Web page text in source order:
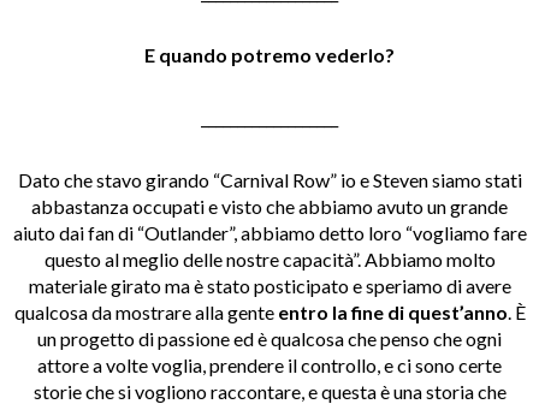
E quando potremo vederlo?
Dato che stavo girando “Carnival Row” io e Steven siamo stati
abbastanza occupati e visto che abbiamo avuto un grande
aiuto dai fan di “Outlander”, abbiamo detto loro “vogliamo fare
questo al meglio delle nostre capacità”. Abbiamo molto
materiale girato ma è stato posticipato e speriamo di avere
qualcosa da mostrare alla gente entro la fine di quest’anno . È
un progetto di passione ed è qualcosa che penso che ogni
attore a volte voglia, prendere il controllo, e ci sono certe
storie che si vogliono raccontare, e questa è una storia che